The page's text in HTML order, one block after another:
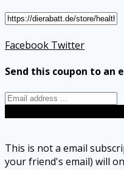
Facebook Twitter
Send this coupon to an
This is not a email
your friend's email) will